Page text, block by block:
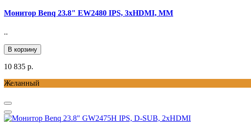
Монитор Benq 23.8" EW2480 IPS, 3xHDMI, MM
..
В корзину
10 835 р.
Желанный